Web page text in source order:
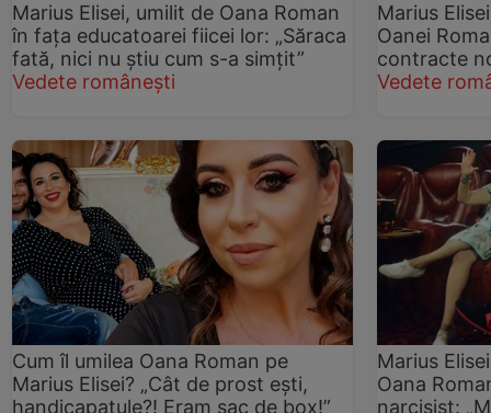
Marius Elisei, umilit de Oana Roman
în fața educatoarei fiicei lor: „Săraca
fată, nici nu știu cum s-a simțit”
Vedete românești
Marius
Oanei
contracte
Vedete
Cum îl umilea Oana Roman pe
Marius Elisei? „Cât de prost ești,
handicapatule?! Eram sac de box!”
Marius
Oana
narcisist: